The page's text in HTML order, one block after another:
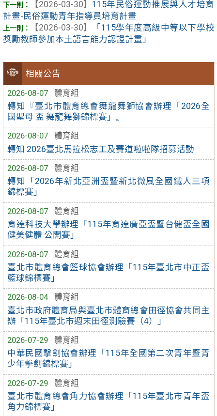
相關公告
2026-08-07
體育組
轉知『臺北市體育總會舞龍舞獅協會辦理「2026全
國聖母 盃 舞龍舞獅錦標賽」』
2026-08-07
體育組
轉知 2026臺北馬拉松志工及賽道啦啦隊招募活動
2026-08-07
體育組
轉知「2026年新北亞洲盃暨新北微風全國鐵人三項
錦標賽」
2026-08-07
體育組
育達科技大學辦理「115年育達廣亞盃暨台健盃全國
健美健體 公開賽」
2026-08-07
體育組
臺北市體育總會籃球協會辦理「115年臺北市中正盃
籃球錦標賽」
2026-08-04
體育組
臺北市政府體育局與臺北市體育總會田徑協會共同主
辦「115年臺北市週末田徑測驗賽（4）」
2026-07-29
體育組
中華民國擊劍協會辦理「115年全國第二次青年暨青
少年擊劍錦標賽」
2026-07-29
體育組
臺北市體育總會角力協會辦理「115年臺北市青年盃
角力錦標賽」
【2026-03-30】 115年民俗運動推展與人才培育
計畫-民俗運動青年指導員培育計畫
【2026-03-30】
「115學年度高級中等以下學校
獎勵教師參加本土語言能力認證計畫」